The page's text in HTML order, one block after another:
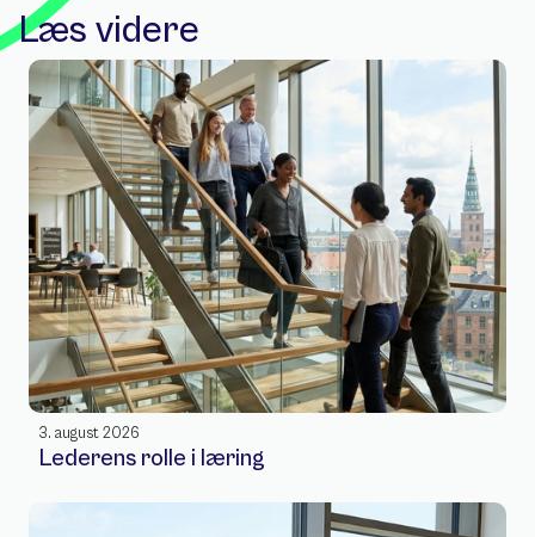
Læs videre
3. august 2026
Lederens rolle i læring